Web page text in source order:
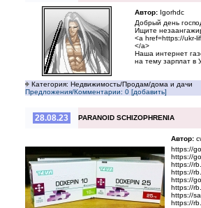
Автор: Igorhdc
Добрый день
Ищите
<a href=https://ukr-
</a>
Наша интернет
на тему зарплат в
Категория: Недвижимость/Продам/дома и дачи
Предложения/Комментарии: 0 [добавить]
28.08.23 PARANOID SCHIZOPHRENIA
Автор:
https://
https://
https://
https://
https://
https://
https://
https://